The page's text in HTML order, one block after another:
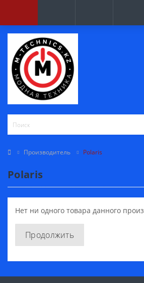
Производитель Polaris
Polaris
Нет ни одного товара данного
Продолжить